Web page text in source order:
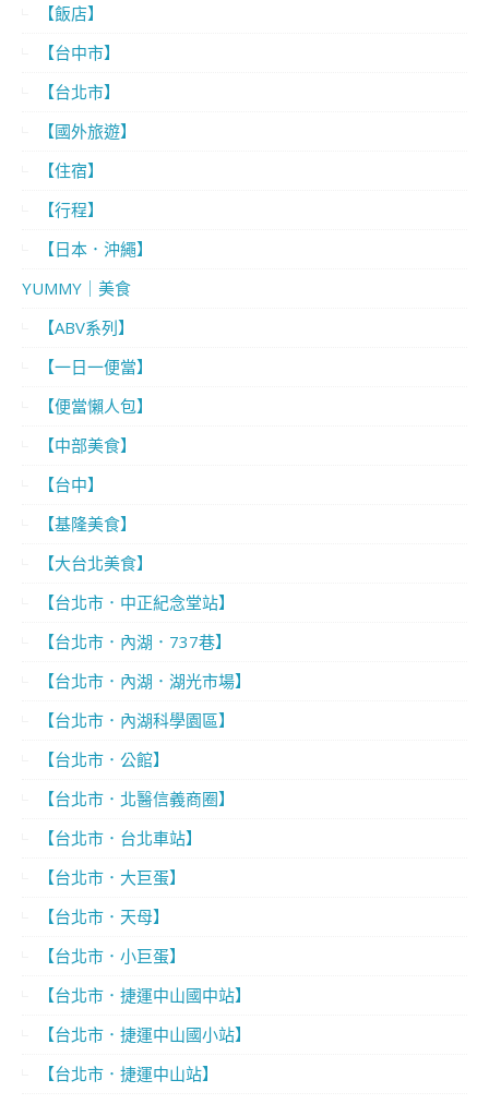
【飯店】
【台中市】
【台北市】
【國外旅遊】
【住宿】
【行程】
【日本．沖繩】
YUMMY｜美食
【ABV系列】
【一日一便當】
【便當懶人包】
【中部美食】
【台中】
【基隆美食】
【大台北美食】
【台北市．中正紀念堂站】
【台北市．內湖．737巷】
【台北市．內湖．湖光市場】
【台北市．內湖科學園區】
【台北市．公館】
【台北市．北醫信義商圈】
【台北市．台北車站】
【台北市．大巨蛋】
【台北市．天母】
【台北市．小巨蛋】
【台北市．捷運中山國中站】
【台北市．捷運中山國小站】
【台北市．捷運中山站】